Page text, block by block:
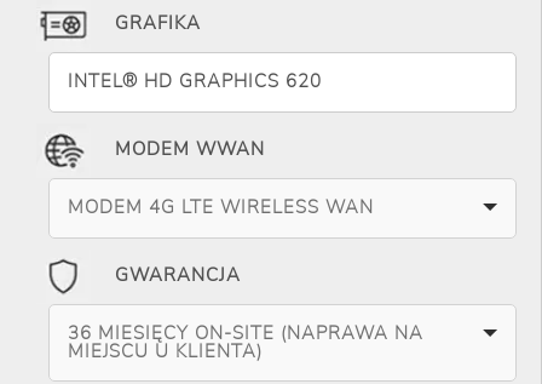
GRAFIKA
INTEL® HD GRAPHICS 620
MODEM WWAN
MODEM 4G LTE WIRELESS WAN
GWARANCJA
36 MIESIĘCY ON-SITE (NAPRAWA NA
MIEJSCU U KLIENTA)